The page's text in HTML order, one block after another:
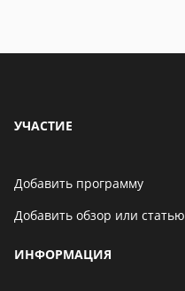
УЧАСТИЕ
Добавить программу
Добавить обзор или статью
ИНФОРМАЦИЯ